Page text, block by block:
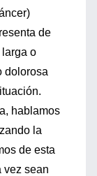
de
o
dolorosa
hablamos
la
de esta
vez sean